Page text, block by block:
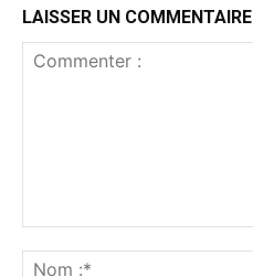
LAISSER UN COMMENTAIRE